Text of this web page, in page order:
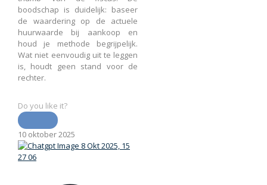
boodschap is duidelijk: baseer
de waardering op de actuele
huurwaarde bij aankoop en
houd je methode begrijpelijk.
Wat niet eenvoudig uit te leggen
is, houdt geen stand voor de
rechter.
Do you like it?
10 oktober 2025